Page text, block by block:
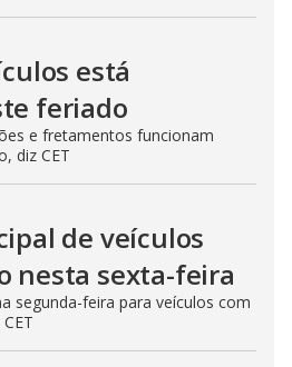
está
feriado
e fretamentos funcionam
diz CET
de veículos
nesta sexta-feira
segunda-feira para veículos com